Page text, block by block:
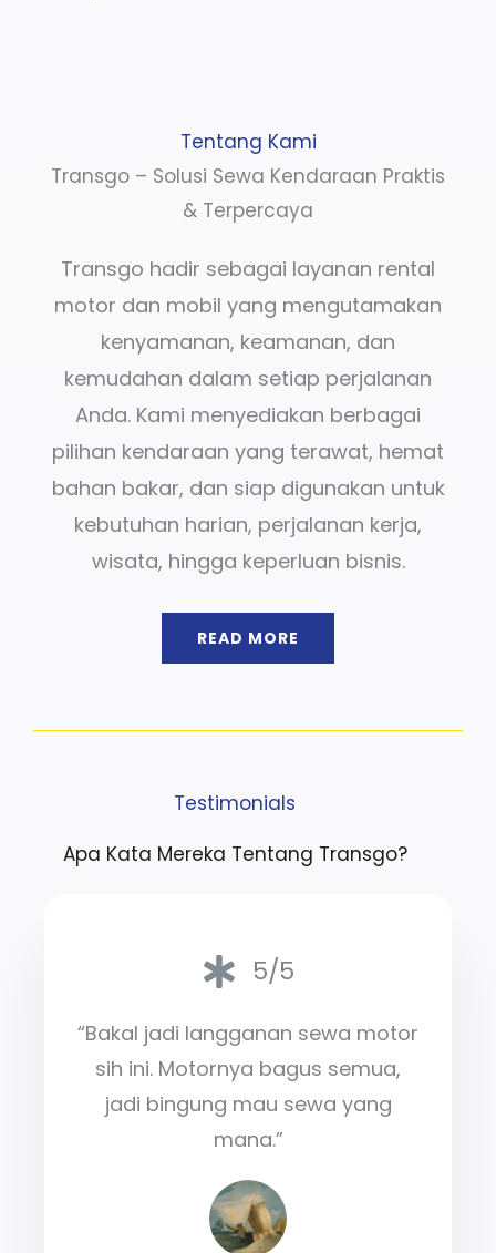
Tentang Kami
Transgo – Solusi Sewa Kendaraan Praktis
& Terpercaya
Transgo hadir sebagai layanan rental
motor dan mobil yang mengutamakan
kenyamanan, keamanan, dan
kemudahan dalam setiap perjalanan
Anda. Kami menyediakan berbagai
pilihan kendaraan yang terawat, hemat
bahan bakar, dan siap digunakan untuk
kebutuhan harian, perjalanan kerja,
wisata, hingga keperluan bisnis.
READ MORE
Testimonials
Apa Kata Mereka Tentang Transgo?
5/5
“Bakal jadi langganan sewa motor
sih ini. Motornya bagus semua,
jadi bingung mau sewa yang
mana.”